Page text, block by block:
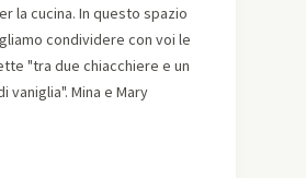
la cucina. In questo spazio
condividere con voi le
"tra due chiacchiere e un
vaniglia". Mina e Mary